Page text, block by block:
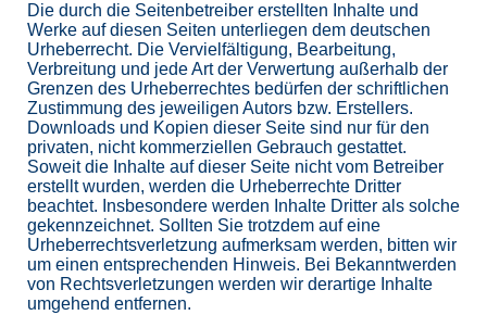
Die durch die Seitenbetreiber erstellten Inhalte und
Werke auf diesen Seiten unterliegen dem deutschen
Urheberrecht. Die Vervielfältigung, Bearbeitung,
Verbreitung und jede Art der Verwertung außerhalb der
Grenzen des Urheberrechtes bedürfen der schriftlichen
Zustimmung des jeweiligen Autors bzw. Erstellers.
Downloads und Kopien dieser Seite sind nur für den
privaten, nicht kommerziellen Gebrauch gestattet.
Soweit die Inhalte auf dieser Seite nicht vom Betreiber
erstellt wurden, werden die Urheberrechte Dritter
beachtet. Insbesondere werden Inhalte Dritter als solche
gekennzeichnet. Sollten Sie trotzdem auf eine
Urheberrechtsverletzung aufmerksam werden, bitten wir
um einen entsprechenden Hinweis. Bei Bekanntwerden
von Rechtsverletzungen werden wir derartige Inhalte
umgehend entfernen.